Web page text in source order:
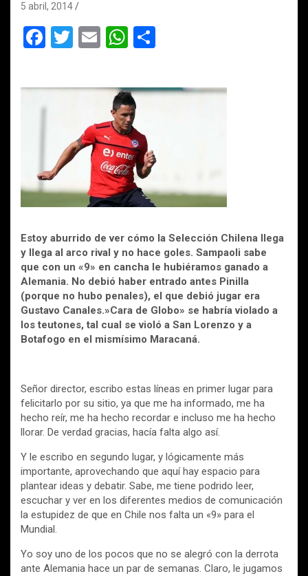
5 abril, 2014
F
ce
b
k
T
tt
E
ail
W
at
s
A
p
p
m
p
Estoy aburrido de ver cómo la Selección Chilena llega
y llega al arco rival y no hace goles. Sampaoli sabe
que con un «9» en cancha le hubiéramos ganado a
Alemania. No debió haber entrado antes Pinilla
(porque no hubo penales), el que debió jugar era
Gustavo Canales.»Cara de Globo» se habría violado a
los teutones, tal cual se violó a San Lorenzo y a
Botafogo en el mismísimo Maracaná.
Señor director, escribo estas líneas en primer lugar para
felicitarlo por su sitio, ya que me ha informado, me ha
hecho reír, me ha hecho recordar e incluso me ha hecho
llorar. De verdad gracias, hacía falta algo así.
Y le escribo en segundo lugar, y lógicamente más
importante, aprovechando que aquí hay espacio para
plantear ideas y debatir. Sabe, me tiene podrido leer,
escuchar y ver en los diferentes medios de comunicación
la estupidez de que en Chile nos falta un «9» para el
Mundial.
Yo soy uno de los pocos que no se alegró con la derrota
ante Alemania hace un par de semanas. Claro, le jugamos